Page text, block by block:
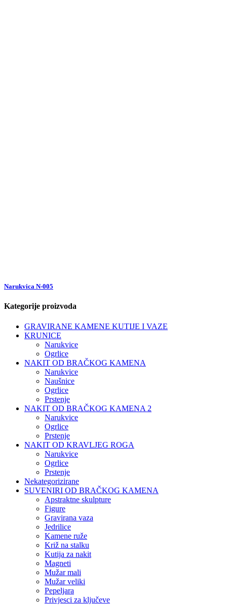
Narukvica N-005
Kategorije proizvoda
GRAVIRANE KAMENE KUTIJE I VAZE
KRUNICE
Narukvice
Ogrlice
NAKIT OD BRAČKOG KAMENA
Narukvice
Naušnice
Ogrlice
Prstenje
NAKIT OD BRAČKOG KAMENA 2
Narukvice
Ogrlice
Prstenje
NAKIT OD KRAVLJEG ROGA
Narukvice
Ogrlice
Prstenje
Nekategorizirane
SUVENIRI OD BRAČKOG KAMENA
Apstraktne skulpture
Figure
Gravirana vaza
Jedrilice
Kamene ruže
Križ na stalku
Kutija za nakit
Magneti
Mužar mali
Mužar veliki
Pepeljara
Privjesci za ključeve